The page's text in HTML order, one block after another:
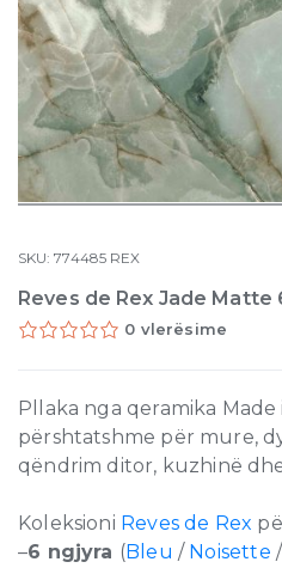
SKU:774485 REX
Reves de Rex Jade Matte
0 vlerësime
Pllaka nga qeramika Made
përshtatshme për mure,
qëndrim ditor, kuzhinë
Koleksioni Reves de Rex
–6 ngjyra (Bleu / Noisette